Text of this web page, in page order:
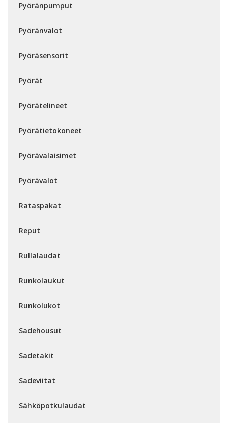
Pyöränpumput
Pyöränvalot
Pyöräsensorit
Pyörät
Pyörätelineet
Pyörätietokoneet
Pyörävalaisimet
Pyörävalot
Rataspakat
Reput
Rullalaudat
Runkolaukut
Runkolukot
Sadehousut
Sadetakit
Sadeviitat
Sähköpotkulaudat